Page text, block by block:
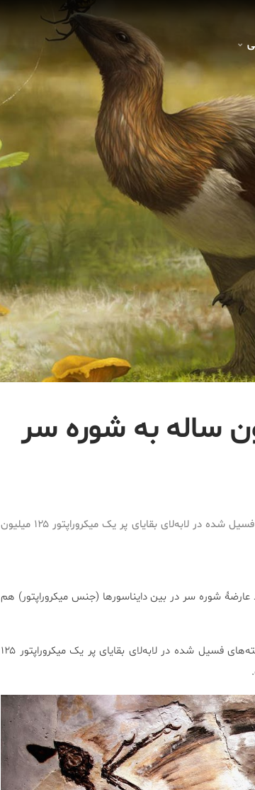
۱۲۵ میلیون ساله به شوره سر
محققان موفق به کشف پوسته‌های فسیل شده در لابه‌لای بقایای پر یک میکروراپتور ۱۲۵ میلیون
شوره سر در بین دایناسورها (جنس میکروراپتور) هم
طی بررسی‌های صورت گرفته، محققان موفق به کشف پوسته‌های فسیل شده در لابه‌لای بقایای پر یک میکروراپتور ۱۲۵